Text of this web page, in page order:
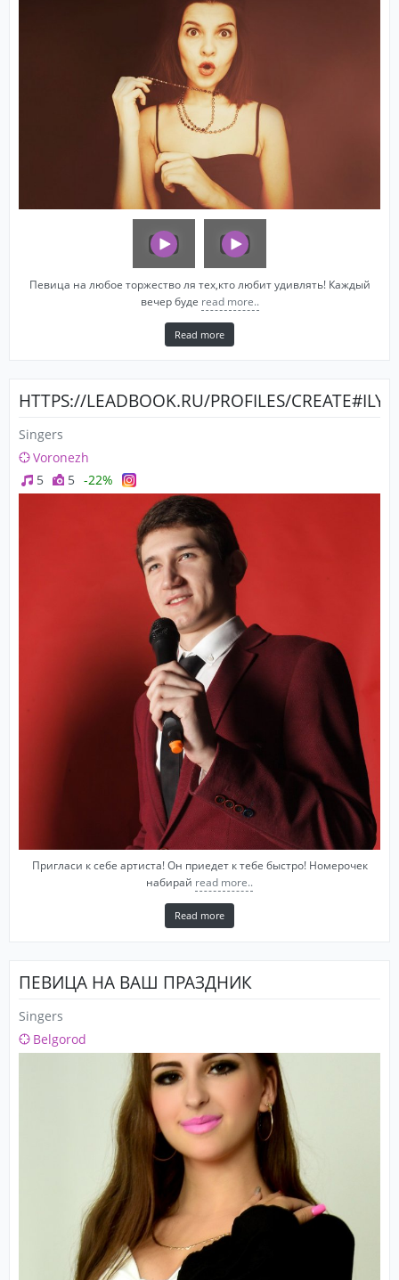
Певица на любое торжество ля тех,кто любит удивлять! Каждый
вечер буде read more..
Read more
HTTPS://LEADBOOK.RU/PROFILES/
Singers
Voronezh
5
5 -22%
Пригласи к себе артиста! Он приедет к тебе быстро! Номерочек
набирай read more..
Read more
ПЕВИЦА НА ВАШ ПРАЗДНИК
Singers
Belgorod